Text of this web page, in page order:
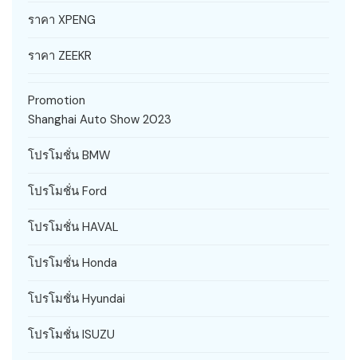
ราคา XPENG
ราคา ZEEKR
Promotion
Shanghai Auto Show 2023
โปรโมชั่น BMW
โปรโมชั่น Ford
โปรโมชั่น HAVAL
โปรโมชั่น Honda
โปรโมชั่น Hyundai
โปรโมชั่น ISUZU